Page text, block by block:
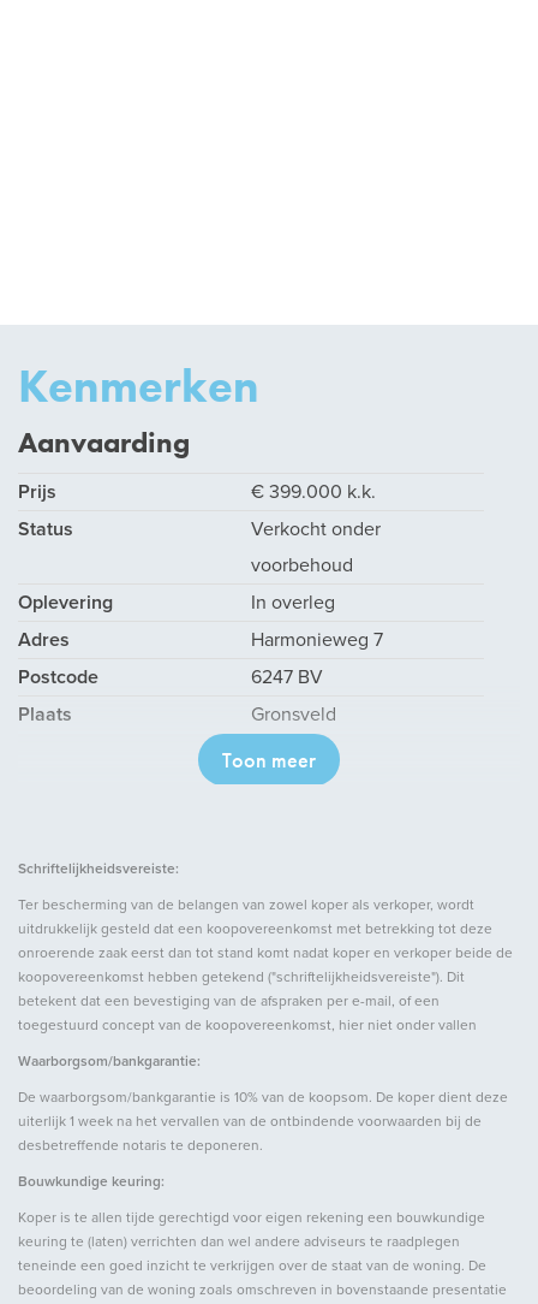
Kenmerken
Aanvaarding
Prijs
€ 399.000 k.k.
Status
Verkocht onder
voorbehoud
Oplevering
In overleg
Adres
Harmonieweg 7
Postcode
6247 BV
Plaats
Gronsveld
Soort bouw
Bestaande bouw
Bouwjaar
1929
Oppervlakten en inhoud
Woonoppervlakte
ca. 136m²
Perceeloppervlakte
ca. 362m²
Overig oppervlakte
Inhoud
ca. 574m³
Toon meer
Schriftelijkheidsvereiste:
Ter bescherming van de belangen van zowel koper als verkoper, wordt
uitdrukkelijk gesteld dat een koopovereenkomst met betrekking tot deze
onroerende zaak eerst dan tot stand komt nadat koper en verkoper beide de
koopovereenkomst hebben getekend ("schriftelijkheidsvereiste"). Dit
betekent dat een bevestiging van de afspraken per e-mail, of een
toegestuurd concept van de koopovereenkomst, hier niet onder vallen
Waarborgsom/bankgarantie:
De waarborgsom/bankgarantie is 10% van de koopsom. De koper dient deze
uiterlijk 1 week na het vervallen van de ontbindende voorwaarden bij de
desbetreffende notaris te deponeren.
Bouwkundige keuring:
Koper is te allen tijde gerechtigd voor eigen rekening een bouwkundige
keuring te (laten) verrichten dan wel andere adviseurs te raadplegen
teneinde een goed inzicht te verkrijgen over de staat van de woning. De
beoordeling van de woning zoals omschreven in bovenstaande presentatie